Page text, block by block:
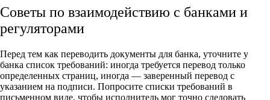
Советы по взаимодействию с банками и
регуляторами
Перед тем как переводить документы для банка, уточните у
банка список требований: иногда требуется перевод только
определенных страниц, иногда — заверенный перевод с
указанием на подписи. Попросите списки требований в
письменном виде, чтобы исполнитель мог точно следовать